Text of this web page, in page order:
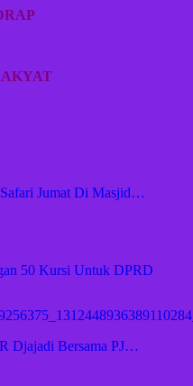
Jumat Di Masjid…
50 Kursi Untuk DPRD
Djajadi Bersama PJ…